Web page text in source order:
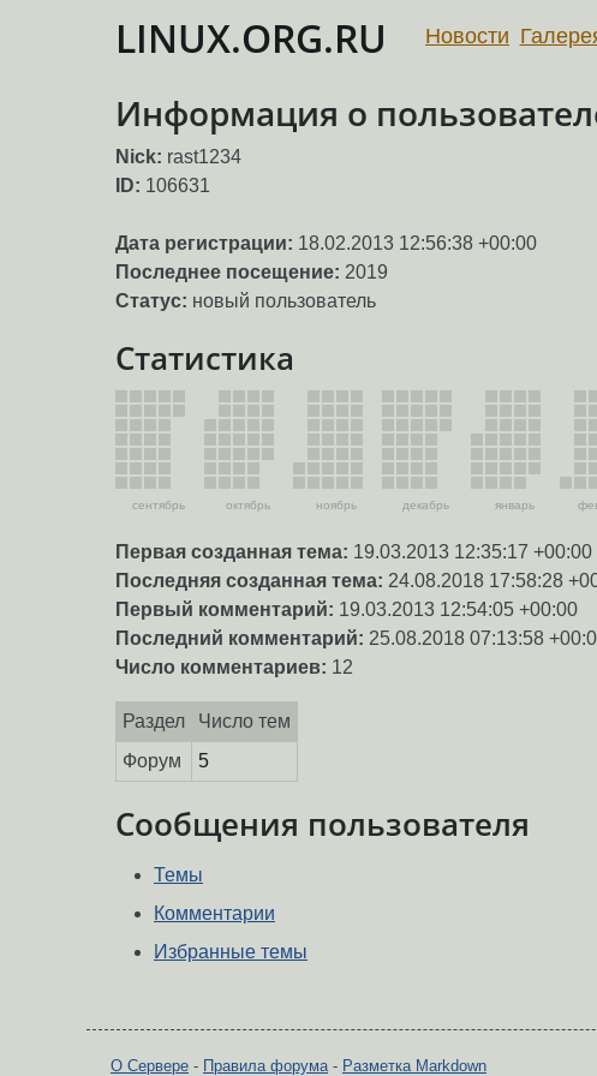
LINUX.ORG.RU Новости
Информация о
Nick: rast1234
ID: 106631
Дата регистрации: 18.02.2013 12:56:38 +00:00
Последнее посещение: 2019
Статус: новый пользователь
Статистика
сентябрь октябрь ноябрь декабрь январь
Первая созданная тема: 19.03.2013 12:35:17 +00:00
Последняя созданная тема: 24.08.2018 17:58:28
Первый комментарий: 19.03.2013 12:54:05 +00:00
Последний комментарий: 25.08.2018 07:13:58
Число комментариев: 12
Раздел
Число тем
Форум
5
Сообщения пользователя
Темы
Комментарии
Избранные темы
О Сервере - Правила форума- Разметка Markdown